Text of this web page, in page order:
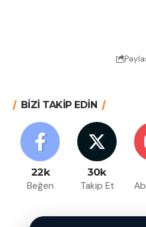
BİZİ TAKİP EDİN
22k
Beğen
30k
Takip Et